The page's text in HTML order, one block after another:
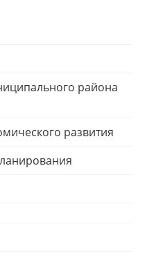
района
развития